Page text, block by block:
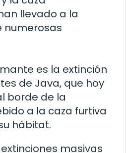
llevado a la
numerosas
es la extinción
de Java, que hoy
borde de la
a la caza furtiva
hábitat.
masivas